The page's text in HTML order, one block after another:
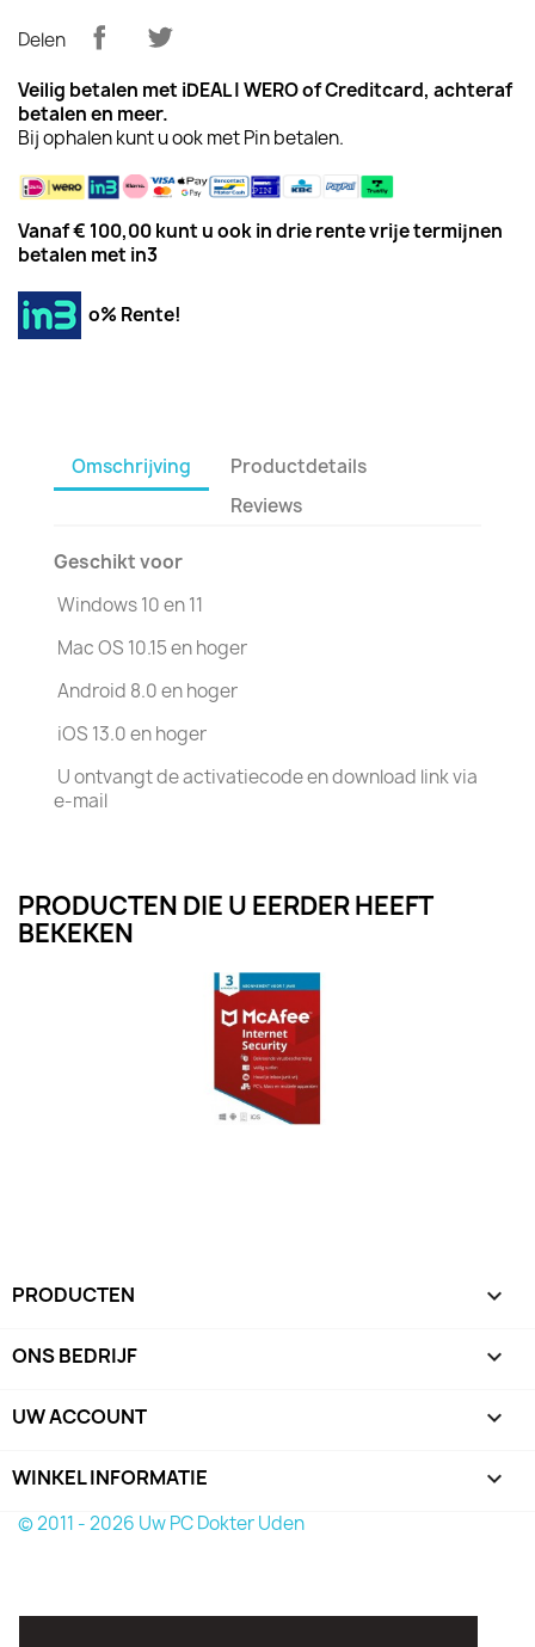
Delen
Veilig betalen met iDEAL | WERO of Creditcard, achteraf
betalenen meer.
Bij ophalen kunt u ook met Pin betalen.
Vanaf € 100,00 kunt u ook in drie rente vrije termijnen
betalen met in3
o% Rente!
Omschrijving
Productdetails
Reviews
Geschikt voor
Windows 10 en 11
Mac OS 10.15 en hoger
Android 8.0 en hoger
iOS 13.0 en hoger
U ontvangt de activatiecode en download link via
e-mail
PRODUCTEN DIE U EERDER HEEFT
BEKEKEN
PRODUCTEN 
ONS BEDRIJF 
UW ACCOUNT 
WINKEL INFORMATIE keyboard_arrow_down
© 2011 - 2026 Uw PC Dokter Uden